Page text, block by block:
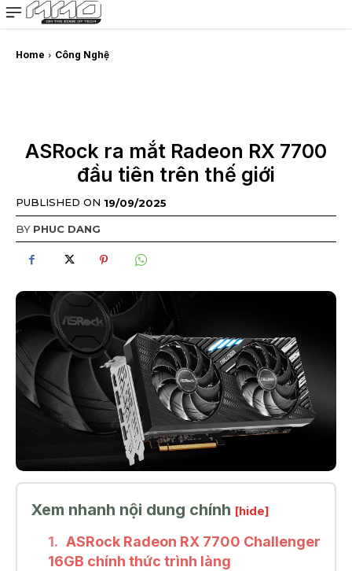
MMOSITE - Thông tin công nghệ
Bài viết nổi bật
Home Công Nghệ
ASRock ra mắt Radeon RX 7700
đầu tiên trên thế giới
PUBLISHED ON 19/09/2025
BY PHUC DANG
Xem nhanh nội dung chính [hide]
ASRock Radeon RX 7700 Challenger
16GB chính thức trình làng